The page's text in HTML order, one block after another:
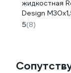
жидкостная
Design
soft touch)
5(8)